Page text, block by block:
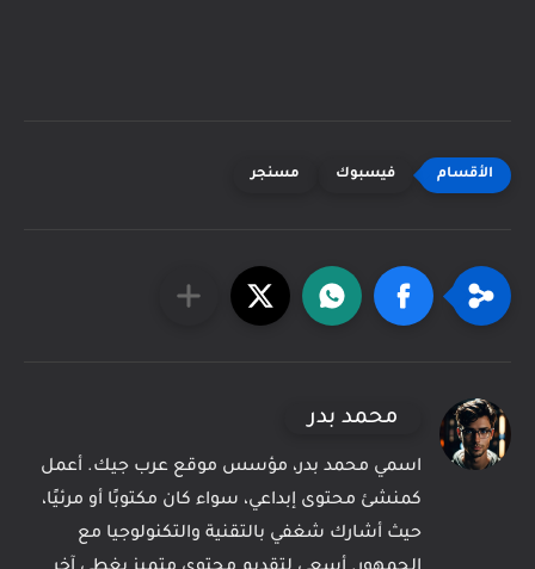
فيسبوك مسنجر
محمد بدر
اسمي محمد بدر، مؤسس موقع عرب جيك. أعمل
كمنشئ محتوى إبداعي، سواء كان مكتوبًا أو مرئيًا،
حيث أشارك شغفي بالتقنية والتكنولوجيا مع